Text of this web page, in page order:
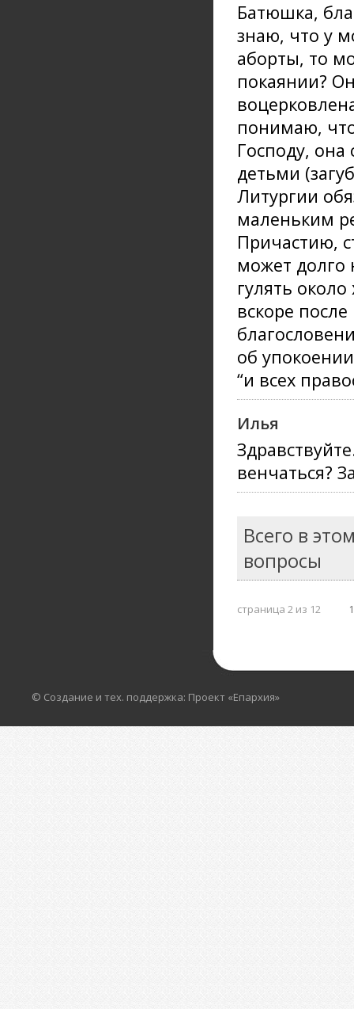
Батюшка,
знаю, что у
аборты, то
покаянии?
понимаю,
Господу,
детьми
Литургии
маленьким
Причастию,
может долго
гулять
вскоре
об
“и всех
Илья
венчаться?
Всего в
вопросы
страница 2 из 12
© Создание и тех. поддержка: Проект «Епархия»